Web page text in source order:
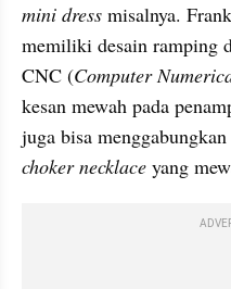
mini dress misalnya.
memiliki desain ramping
CNC (Computer
kesan mewah pada
choker necklace yang